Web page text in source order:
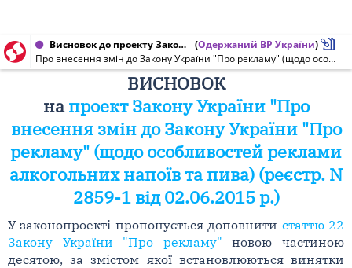
Висновок до проекту Закону України від 26.06.2015 № 2859-1 (Одержаний ВР України)
Про внесення змін до Закону України "Про рекламу" (щодо особливостей реклами алкогольних напоїв та пива)